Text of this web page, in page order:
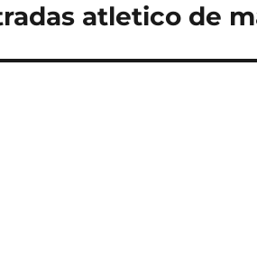
atletico de